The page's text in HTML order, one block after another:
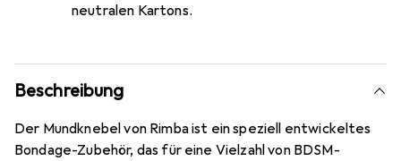
neutralen Kartons.
Beschreibung
Der Mundknebel von Rimba ist ein speziell entwickeltes
Bondage-Zubehör, das für eine Vielzahl von BDSM-